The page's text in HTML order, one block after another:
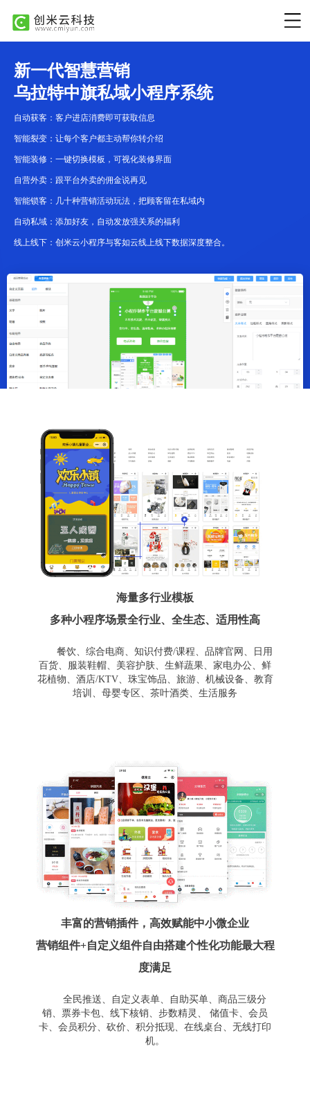
新一代智慧营销
乌拉特中旗私域小程序系统
自动获客：客户进店消费即可获取信息
智能裂变：让每个客户都主动帮你转介绍
智能装修：一键切换模板，可视化装修界面
自营外卖：跟平台外卖的佣金说再见
智能锁客：几十种营销活动玩法，把顾客留在私域内
自动私域：添加好友，自动发放强关系的福利
线上线下：创米云小程序与客如云线上线下数据深度整合。
海量多行业模板
多种小程序场景全行业、全生态、适用性高
餐饮、综合电商、知识付费/课程、品牌官网、日用
百货、服装鞋帽、美容护肤、生鲜蔬果、家电办公、鲜
花植物、酒店/KTV、珠宝饰品、旅游、机械设备、教育
培训、母婴专区、茶叶酒类、生活服务
丰富的营销插件，高效赋能中小微企业
营销组件+自定义组件自由搭建个性化功能最大程
度满足
全民推送、自定义表单、自助买单、商品三级分
销、票券卡包、线下核销、步数精灵、 储值卡、会员
卡、会员积分、砍价、积分抵现、在线桌台、无线打印
机。